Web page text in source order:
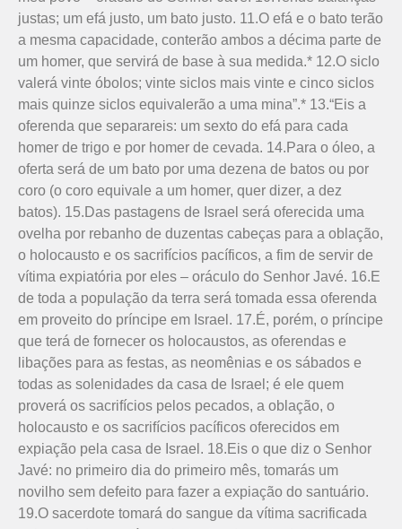
justas; um efá justo, um bato justo. 11.O efá e o bato terão
a mesma capacidade, conterão ambos a décima parte de
um homer, que servirá de base à sua medida.* 12.O siclo
valerá vinte óbolos; vinte siclos mais vinte e cinco siclos
mais quinze siclos equivalerão a uma mina”.* 13.“Eis a
oferenda que separareis: um sexto do efá para cada
homer de trigo e por homer de cevada. 14.Para o óleo, a
oferta será de um bato por uma dezena de batos ou por
coro (o coro equivale a um homer, quer dizer, a dez
batos). 15.Das pastagens de Israel será oferecida uma
ovelha por rebanho de duzentas cabeças para a oblação,
o holocausto e os sacrifícios pacíficos, a fim de servir de
vítima expiatória por eles – oráculo do Senhor Javé. 16.E
de toda a população da terra será tomada essa oferenda
em proveito do príncipe em Israel. 17.É, porém, o príncipe
que terá de fornecer os holocaustos, as oferendas e
libações para as festas, as neomênias e os sábados e
todas as solenidades da casa de Israel; é ele quem
proverá os sacrifícios pelos pecados, a oblação, o
holocausto e os sacrifícios pacíficos oferecidos em
expiação pela casa de Israel. 18.Eis o que diz o Senhor
Javé: no primeiro dia do primeiro mês, tomarás um
novilho sem defeito para fazer a expiação do santuário.
19.O sacerdote tomará do sangue da vítima sacrificada